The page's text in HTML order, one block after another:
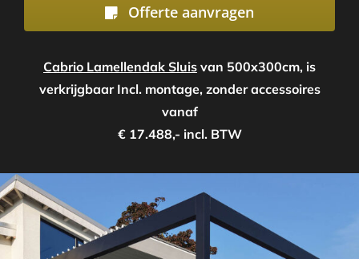
Offerte aanvragen
Cabrio Lamellendak Sluis van 500x300cm, is
verkrijgbaar Incl. montage, zonder accessoires
vanaf
€ 17.488,- incl. BTW